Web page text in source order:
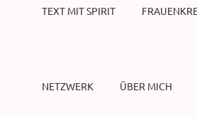
TEXT MIT SPIRIT
NETZWERK ÜBER MICH